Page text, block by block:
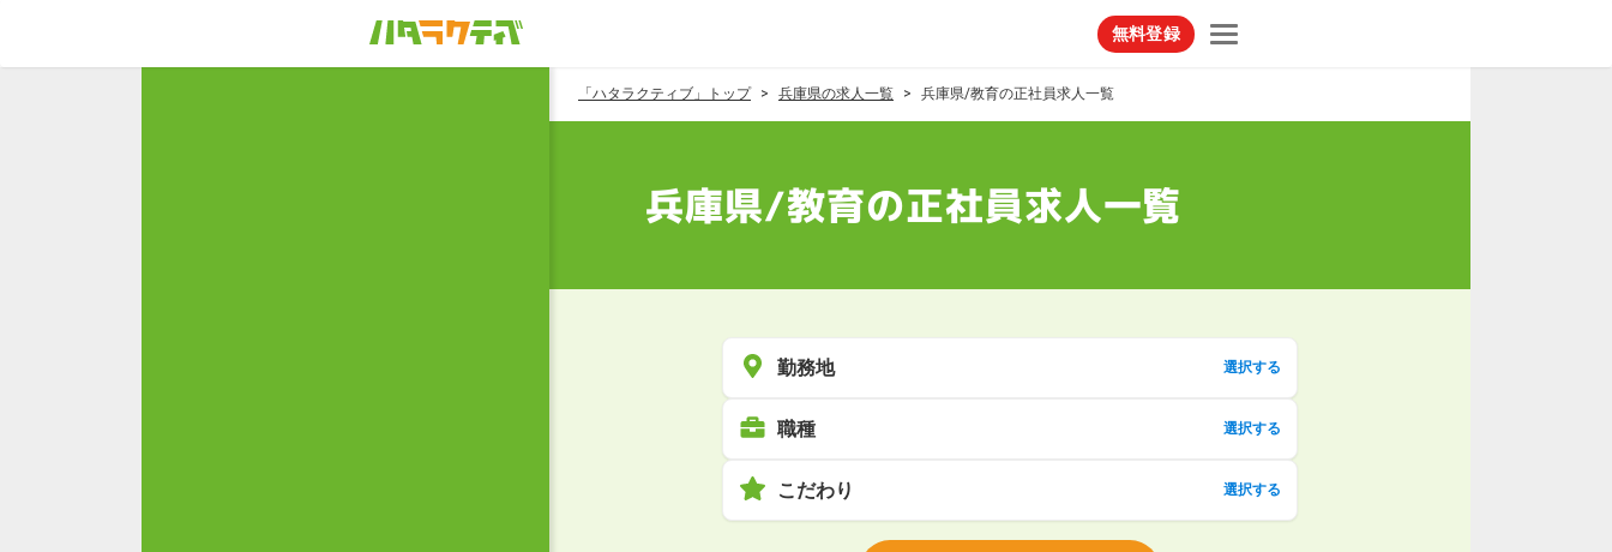
無料登録
「ハタラクティブ」トップ 兵庫県の求人一覧 兵庫県/教育の正社員求人一覧
兵庫県/教育の正社員求人一覧
勤務地 選択する
職種 選択する
こだわり 選択する